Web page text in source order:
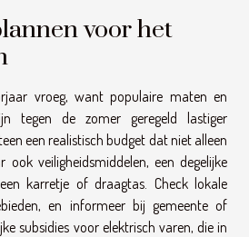
voor het
vroeg, want populaire maten en
tegen de zomer geregeld lastiger
een realistisch budget dat niet alleen
veiligheidsmiddelen, een degelijke
karretje of draagtas. Check lokale
en informeer bij gemeente of
subsidies voor elektrisch varen, die in